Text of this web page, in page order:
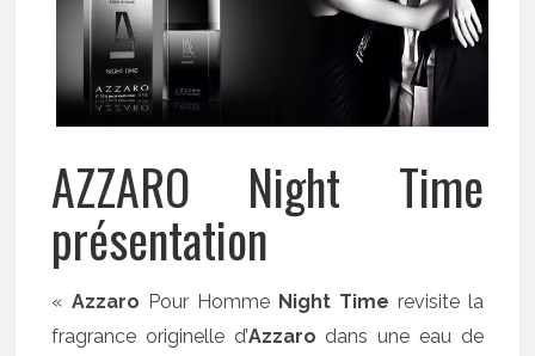
AZZARO Night Time
présentation
«Azzaro Pour Homme Night Time revisite la
fragrance originelle d’Azzaro dans une eau de